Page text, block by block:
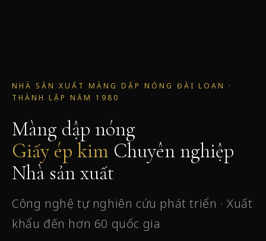
NHÀ SẢN XUẤT MÀNG DẬP NÓNG ĐÀI LOAN ·
THÀNH LẬP NĂM 1980
Màng dập nóng
Giấy ép kim Chuyên nghiệp
Nhà sản xuất
Công nghệ tự nghiên cứu phát triển · Xuất
khẩu đến hơn 60 quốc gia